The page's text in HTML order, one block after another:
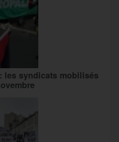
les syndicats mobilisés